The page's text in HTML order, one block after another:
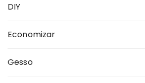
DIY
Economizar
Gesso